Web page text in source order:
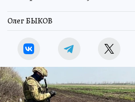
Олег БЫКОВ